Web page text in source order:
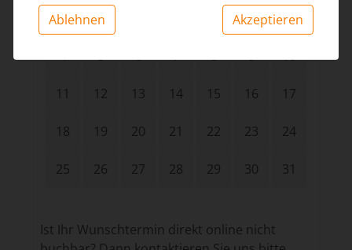
2 3
4 5 6 7 8 9 10
11 12 13 14 15 16 17
18 19 20 21 22 23 24
25 26 27 28 29 30 31
Ist Ihr Wunschtermin direkt online nicht
Ablehnen Akzeptieren